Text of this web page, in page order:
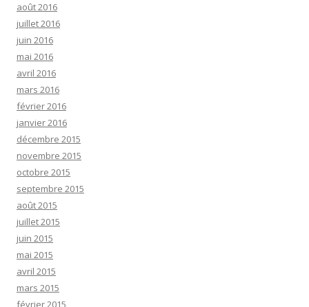
août 2016
juillet 2016
juin 2016
mai 2016
avril 2016
mars 2016
février 2016
janvier 2016
décembre 2015
novembre 2015
octobre 2015
septembre 2015
août 2015
juillet 2015
juin 2015
mai 2015
avril 2015
mars 2015
février 2015